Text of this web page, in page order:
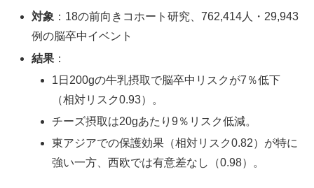
対象 ：18の前向きコホート研究、762,414人・29,943
例の脳卒中イベント
結果 ：
1日200gの牛乳摂取で脳卒中リスクが7％低下
（相対リスク0.93）。
チーズ摂取は20gあたり9％リスク低減。
東アジアでの保護効果（相対リスク0.82）が特に
強い一方、西欧では有意差なし（0.98）。